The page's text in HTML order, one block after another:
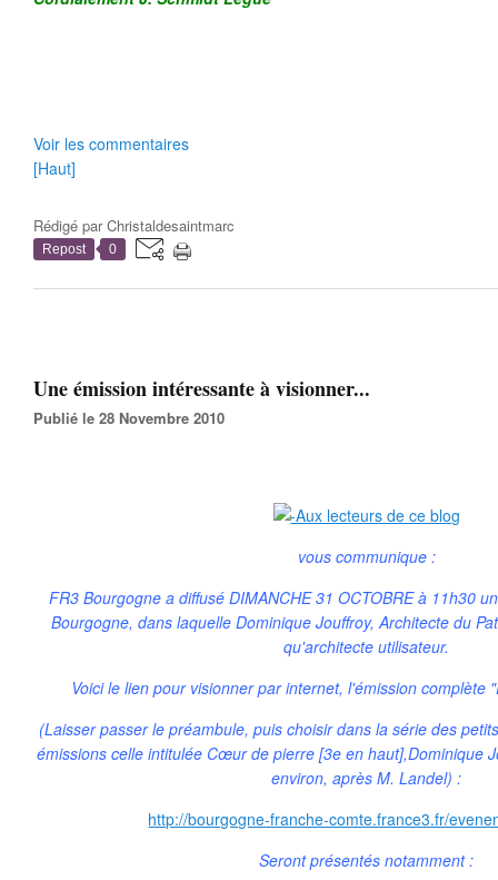
Voir les commentaires
[Haut]
Rédigé parChristaldesaintmarc
Repost 0
Une émission intéressante à visionner...
Publié le 28 Novembre 2010
vous communique :
FR3 Bourgogne a diffusé DIMANCHE 31 OCTOBRE à 11h30
Bourgogne, dans laquelle Dominique Jouffroy, Architecte du
qu'architecte utilisateur.
Voici le lien pour visionner par internet, l'émission
(Laisser passer le préambule, puis choisir dans la série des
émissions celle intitulée Cœur de pierre [3e en haut],Dominique
environ, après M. Landel) :
http://bourgogne-franche-comte.france3.fr/
Seront présentés notamment :